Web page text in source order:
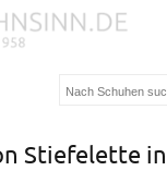
Stiefelette in